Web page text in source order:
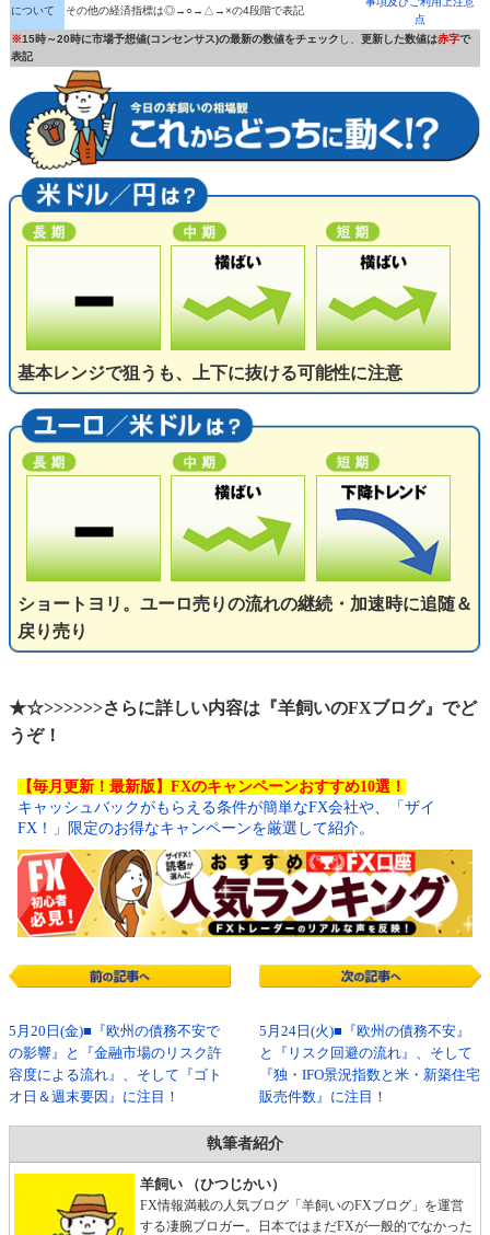
について その他の経済指標は◎→○→△→×の4段階で表記
点
※15時～20時に市場予想値(コンセンサス)の最新の数値をチェック し、 更新した数値は赤字で
表記
基本レンジで狙うも、上下に抜ける可能性に注意
ショートヨリ。ユーロ売りの流れの継続・加速時に追随＆
戻り売り
★☆>>>>>>さらに詳しい内容は『羊飼いのFXブログ』でど
うぞ！
【毎月更新！最新版】FXのキャンペーンおすすめ10選！
キャッシュバックがもらえる条件が簡単なFX会社や、「ザイ
FX！」限定のお得なキャンペーンを厳選して紹介。
5月20日(金)■『欧州の債務不安で
の影響』と『金融市場のリスク許
容度による流れ』、そして『ゴト
オ日＆週末要因』に注目！
5月24日(火)■『欧州の債務不安』
と『リスク回避の流れ』、そして
『独・IFO景況指数と米・新築住宅
販売件数』に注目！
執筆者紹介
羊飼い （ひつじかい）
FX情報満載の人気ブログ「羊飼いのFXブログ」を運営
する凄腕ブロガー。日本ではまだFXが一般的でなかった